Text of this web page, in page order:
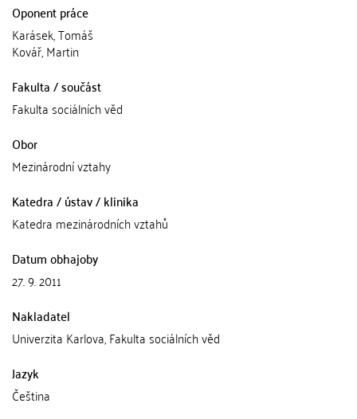
Oponent práce
Karásek, Tomáš
Kovář, Martin
Fakulta / součást
Fakulta sociálních věd
Obor
Mezinárodní vztahy
Katedra / ústav / klinika
Katedra mezinárodních vztahů
Datum obhajoby
27. 9. 2011
Nakladatel
Univerzita Karlova, Fakulta sociálních věd
Jazyk
Čeština